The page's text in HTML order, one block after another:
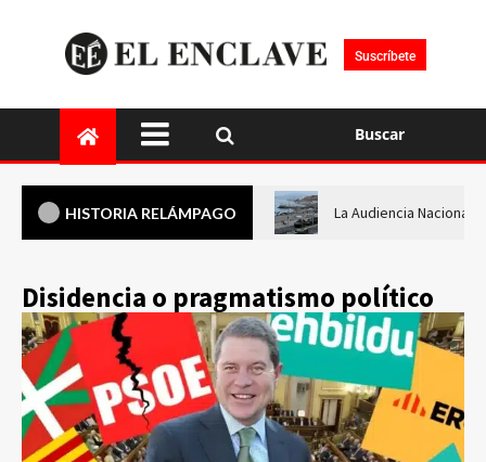
Suscríbete
Buscar
HISTORIA RELÁMPAGO La Audiencia Nacional
Disidencia o pragmatismo político